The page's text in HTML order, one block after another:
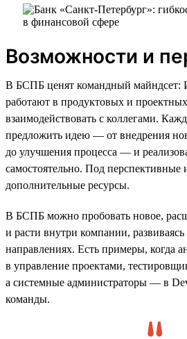
Возможности и
В БСПБ ценят командный майндсет:
работают в продуктовых и
взаимодействовать с коллегами.
предложить идею — от внедрения
до улучшения процесса — и
самостоятельно. Под перспективные
дополнительные ресурсы.
В БСПБ можно пробовать новое,
и расти внутри компании,
направлениях. Есть примеры, когда
в управление проектами,
а системные администраторы — в
команды.